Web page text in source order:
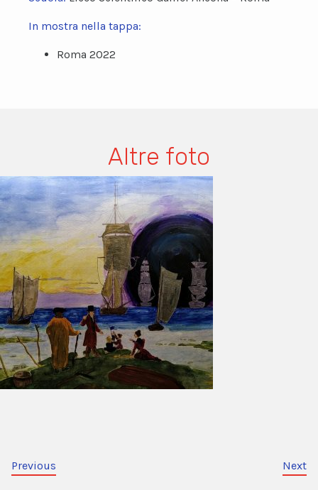
In mostra nella tappa:
Roma 2022
Altre foto
Previous Next